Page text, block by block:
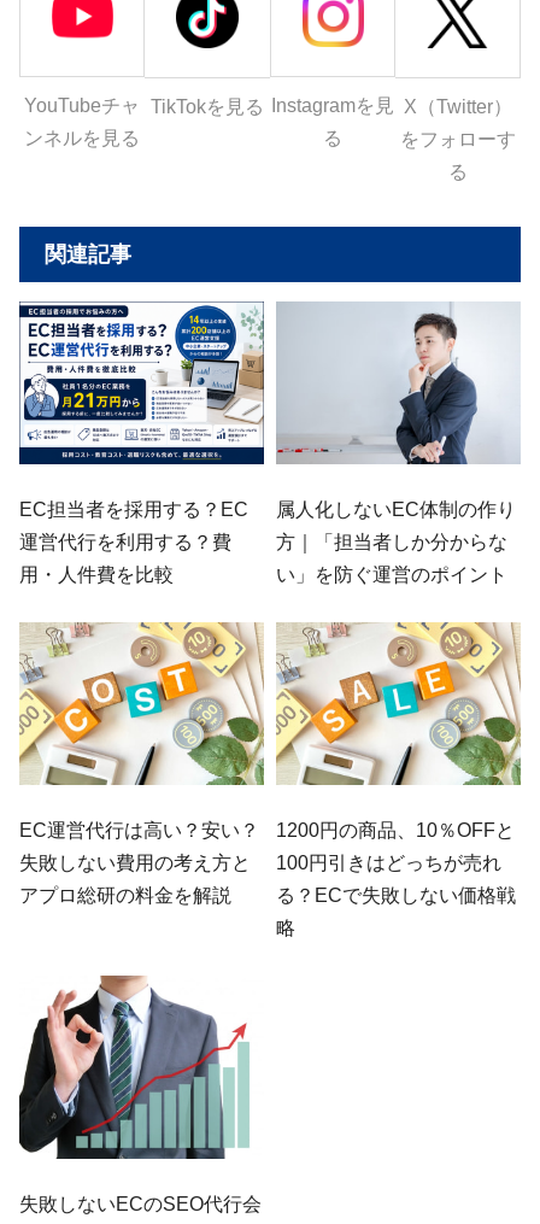
YouTubeチャ
ンネルを見る
TikTokを見る
Instagramを見
る
X（Twitter）
をフォローす
る
関連記事
EC担当者を採用する？EC
運営代行を利用する？費
用・人件費を比較
属人化しないEC体制の作り
方｜「担当者しか分からな
い」を防ぐ運営のポイント
EC運営代行は高い？安い？
失敗しない費用の考え方と
アプロ総研の料金を解説
1200円の商品、10％OFFと
100円引きはどっちが売れ
る？ECで失敗しない価格戦
略
失敗しないECのSEO代行会